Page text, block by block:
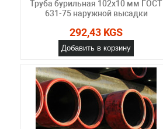
Труба бурильная 102x10 мм ГОСТ
631-75 наружной высадки
292,43 KGS
Добавить в корзину